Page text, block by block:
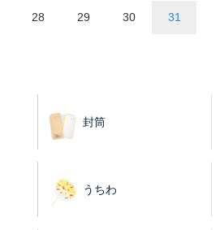
28 29 30 31
封筒
うちわ